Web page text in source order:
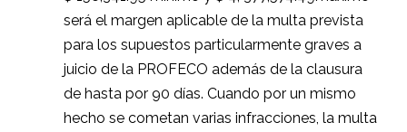
será el margen aplicable de la multa prevista
para los supuestos particularmente graves a
juicio de la PROFECO además de la clausura
de hasta por 90 días. Cuando por un mismo
hecho se cometan varias infracciones, la multa